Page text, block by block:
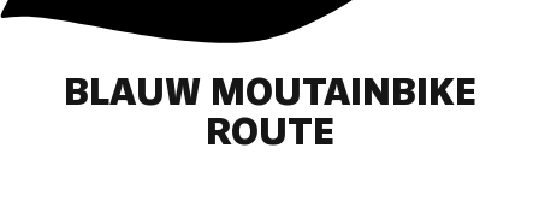
BLAUW MOUTAINBIKE
ROUTE